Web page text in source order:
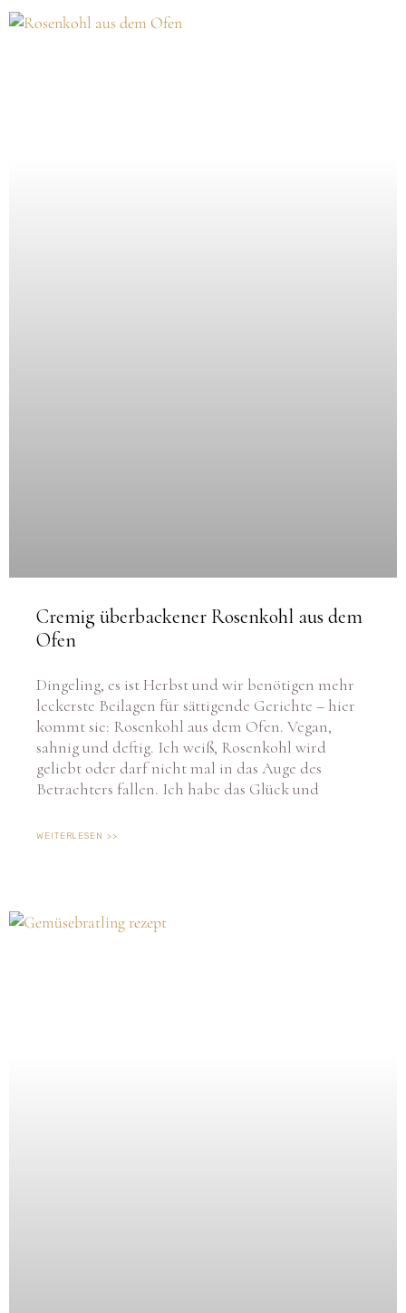
Cremig überbackener Rosenkohl aus dem
Ofen
Dingeling, es ist Herbst und wir benötigen mehr
leckerste Beilagen für sättigende Gerichte – hier
kommt sie: Rosenkohl aus dem Ofen. Vegan,
sahnig und deftig. Ich weiß, Rosenkohl wird
geliebt oder darf nicht mal in das Auge des
Betrachters fallen. Ich habe das Glück und
WEITERLESEN >>